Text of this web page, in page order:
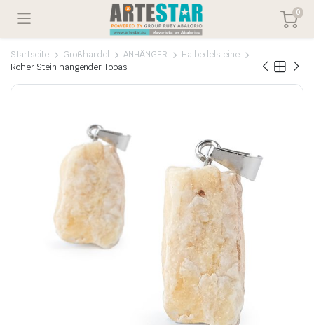
0
Startseite Großhandel ANHÄNGER
Halbedelsteine
Roher Stein hängender Topas